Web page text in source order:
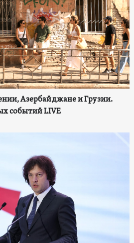
Азербайджане и Грузии.
событий LIVE